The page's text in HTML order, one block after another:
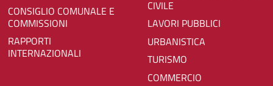
CONSIGLIO COMUNALE E
COMMISSIONI
RAPPORTI
INTERNAZIONALI
CIVILE
LAVORI PUBBLICI
URBANISTICA
TURISMO
COMMERCIO